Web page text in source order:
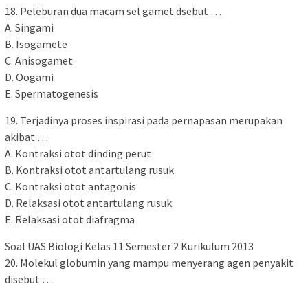
18. Peleburan dua macam sel gamet dsebut …
A. Singami
B. Isogamete
C. Anisogamet
D. Oogami
E. Spermatogenesis
19. Terjadinya proses inspirasi pada pernapasan merupakan
akibat …
A. Kontraksi otot dinding perut
B. Kontraksi otot antartulang rusuk
C. Kontraksi otot antagonis
D. Relaksasi otot antartulang rusuk
E. Relaksasi otot diafragma
Soal UAS Biologi Kelas 11 Semester 2 Kurikulum 2013
20. Molekul globumin yang mampu menyerang agen penyakit
disebut …